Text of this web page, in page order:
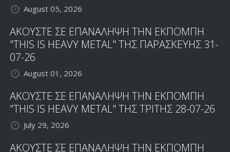
August 05, 2026
ΑΚΟΥΣΤΕ ΣΕ ΕΠΑΝΑΛΗΨΗ ΤΗΝ ΕΚΠΟΜΠΗ
"THIS IS HEAVY METAL" ΤΗΣ ΠΑΡΑΣΚΕΥΗΣ 31-
07-26
August 01, 2026
ΑΚΟΥΣΤΕ ΣΕ ΕΠΑΝΑΛΗΨΗ ΤΗΝ ΕΚΠΟΜΠΗ
"THIS IS HEAVY METAL" ΤΗΣ ΤΡΙΤΗΣ 28-07-26
July 29, 2026
ΑΚΟΥΣΤΕ ΣΕ ΕΠΑΝΑΛΗΨΗ ΤΗΝ ΕΚΠΟΜΠΗ